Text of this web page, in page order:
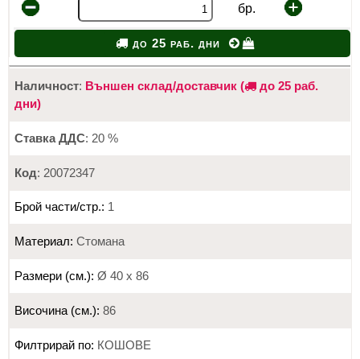
бр.
до 25 раб. дни
Наличност: Външен склад/доставчик (
до 25 раб.
дни)
Ставка ДДС: 20 %
Код: 20072347
Брой части/стр.: 1
Материал: Стомана
Размери (см.): Ø 40 х 86
Височина (см.): 86
Филтрирай по: КОШОВЕ